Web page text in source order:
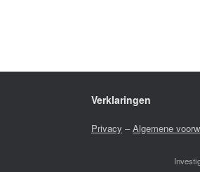
Verklaringen
Privacy –Algemene